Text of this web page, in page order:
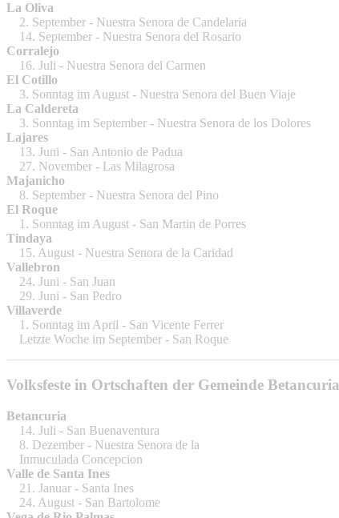
La Oliva
2. September - Nuestra Senora de Candelaria
14. September - Nuestra Senora del Rosario
Corralejo
16. Juli - Nuestra Senora del Carmen
El Cotillo
3. Sonntag im August - Nuestra Senora del Buen Viaje
La Caldereta
3. Sonntag im September - Nuestra Senora de los Dolores
Lajares
13. Juni - San Antonio de Padua
27. November - Las Milagrosa
Majanicho
8. September - Nuestra Senora del Pino
El Roque
1. Sonntag im August - San Martin de Porres
Tindaya
15. August - Nuestra Senora de la Caridad
Vallebron
24. Juni - San Juan
29. Juni - San Pedro
Villaverde
1. Sonntag im April - San Vicente Ferrer
Letzte Woche im September - San Roque
Volksfeste in Ortschaften der Gemeinde Betancuria
Betancuria
14. Juli - San Buenaventura
8. Dezember - Nuestra Senora de la
Inmuculada Concepcion
Valle de Santa Ines
21. Januar - Santa Ines
24. August - San Bartolome